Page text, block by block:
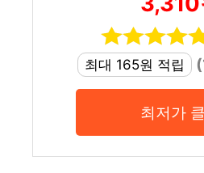
최대 165원 적립
최저가